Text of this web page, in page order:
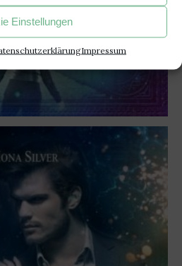
Einstellungen
Impressum